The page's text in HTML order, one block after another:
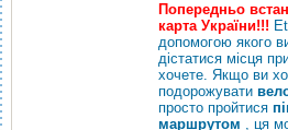
Попередньо
карта України!!!
допомогою якого
дістатися місця
хочете. Якщо ви
подорожувати
просто пройтися
маршрутом , ця